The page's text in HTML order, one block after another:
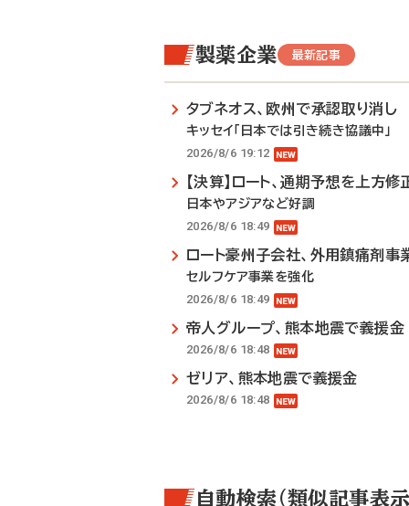
製薬企業 最新記事
タブネオス、欧州で承認取り消し
キッセイ「日本では引き続き協議中」
2026/8/6 19:12
【決算】ロート、通期予想を上方修
日本やアジアなど好調
2026/8/6 18:49
ロート豪州子会社、外用鎮痛剤事
セルフケア事業を強化
2026/8/6 18:49
帝人グループ、熊本地震で義援金
2026/8/6 18:48
ゼリア、熊本地震で義援金
2026/8/6 18:48
自動検索（類似記事表示